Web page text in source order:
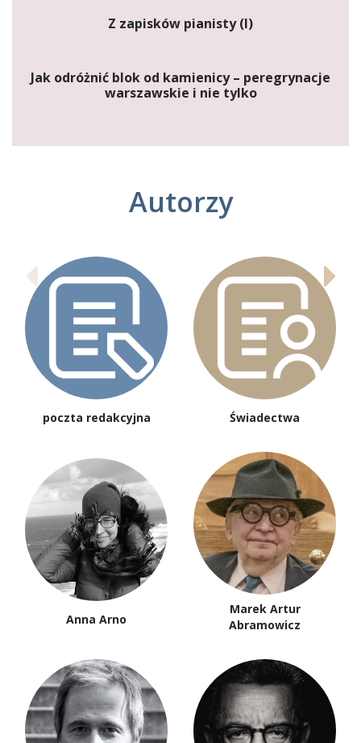
Z zapisków pianisty (I)
Jak odróżnić blok od kamienicy – peregrynacje
warszawskie i nie tylko
Autorzy
poczta redakcyjna Świadectwa
Anna Arno
Marek Artur
Abramowicz